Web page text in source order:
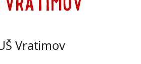
Vratimov